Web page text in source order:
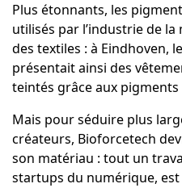
Plus étonnants, les
utilisés par l’industrie de
des textiles : à Eindhoven,
présentait ainsi des
teintés grâce aux
Mais pour séduire plus
créateurs, Bioforcetech
son matériau : tout un
startups du numérique, est